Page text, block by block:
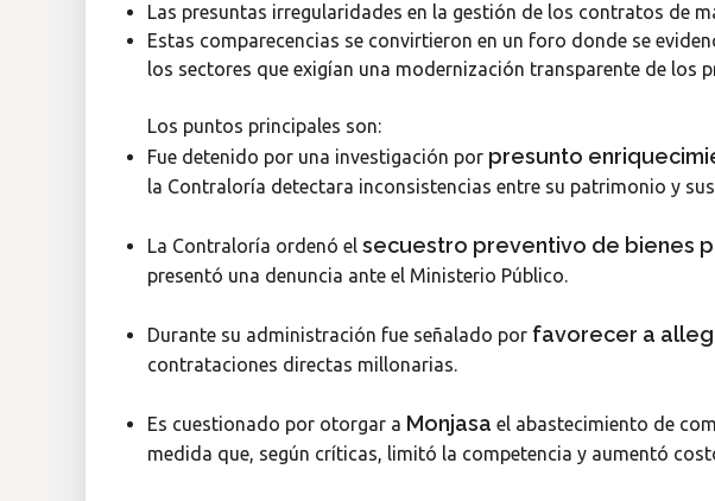
Las presuntas irregularidades en la gestión de los contratos de
Estas comparecencias se convirtieron en un foro donde se
los sectores que exigían una modernización transparente de los
Los puntos principales son:
Fue detenido por una investigación por presunto
la Contraloría detectara inconsistencias entre su patrimonio y
La Contraloría ordenó el secuestro preventivo de bienes
presentó una denuncia ante el Ministerio Público.
Durante su administración fue señalado por favorecer a
contrataciones directas millonarias.
Es cuestionado por otorgar a Monjasa el abastecimiento de
medida que, según críticas, limitó la competencia y aumentó